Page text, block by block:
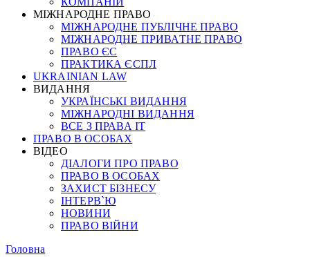
МІЖНАРОДНЕ ПРАВО
МІЖНАРОДНЕ ПУБЛІЧНЕ ПРАВО
МІЖНАРОДНЕ ПРИВАТНЕ ПРАВО
ПРАВО ЄС
ПРАКТИКА ЄСПЛ
UKRAINIAN LAW
ВИДАННЯ
УКРАЇНСЬКІ ВИДАННЯ
МІЖНАРОДНІ ВИДАННЯ
ВСЕ З ПРАВА ІТ
ПРАВО В ОСОБАХ
ВІДЕО
ДІАЛОГИ ПРО ПРАВО
ПРАВО В ОСОБАХ
ЗАХИСТ БІЗНЕСУ
ІНТЕРВ`Ю
НОВИНИ
ПРАВО ВІЙНИ
Головна